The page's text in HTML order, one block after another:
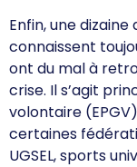
Enfin, une
connaissent
ont du mal à
crise. Il s’agit
volontaire
certaines
UGSEL, sports